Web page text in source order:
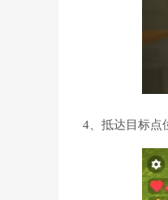
4、抵达目标点